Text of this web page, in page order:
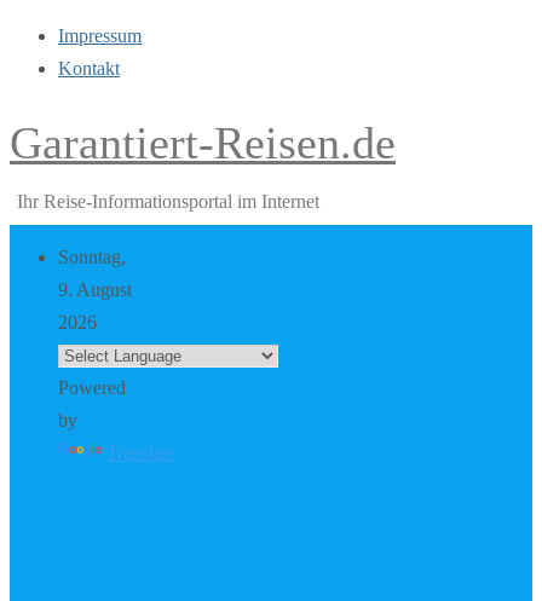
Impressum
Kontakt
Garantiert-Reisen.de
Ihr Reise-Informationsportal im Internet
Sonntag,
9. August
2026
Powered
by
Translate